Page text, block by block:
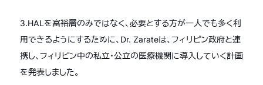
3.HALを富裕層のみではなく、必要とする方が一人でも多く利
用できるようにするために、Dr. Zarateは、フィリピン政府と連
携し、フィリピン中の私立・公立の医療機関に導入していく計画
を発表しました。